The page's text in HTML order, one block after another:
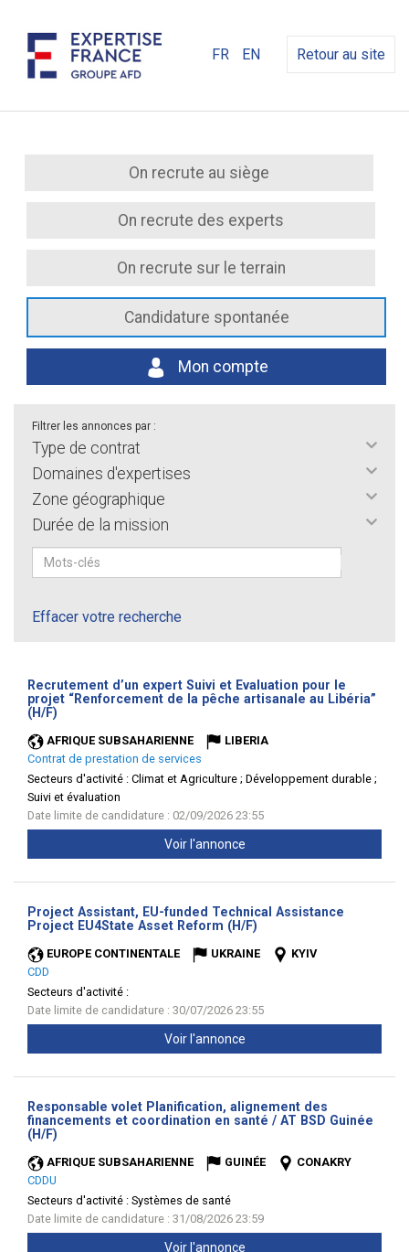
FR EN Retour au site
On recrute au siège
On recrute des experts
On recrute sur le terrain
Candidature spontanée
Mon compte
Filtrer les annonces par :
Type de contrat
Domaines d'expertises
Zone géographique
Durée de la mission
Effacer votre recherche
Recrutement d’un expert Suivi et Evaluation pour le
projet “Renforcement de la pêche artisanale au Libéria”
(H/F)
AFRIQUE SUBSAHARIENNE
LIBERIA
Contrat de prestation de services
Secteurs d'activité : Climat et Agriculture ; Développement durable ;
Suivi et évaluation
Date limite de candidature : 02/09/2026 23:55
Voir l'annonce
Project Assistant, EU-funded Technical Assistance
Project EU4State Asset Reform (H/F)
EUROPE CONTINENTALE UKRAINE
KYIV
CDD
Secteurs d'activité :
Date limite de candidature : 30/07/2026 23:55
Voir l'annonce
Responsable volet Planification, alignement des
financements et coordination en santé / AT BSD Guinée
(H/F)
AFRIQUE SUBSAHARIENNE GUINÉE
CONAKRY
CDDU
Secteurs d'activité : Systèmes de santé
Date limite de candidature : 31/08/2026 23:59
Voir l'annonce